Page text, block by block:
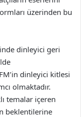
üzerinden bu
dinleyici geri
dinleyici kitlesi
olmaktadır.
temalar içeren
beklentilerine